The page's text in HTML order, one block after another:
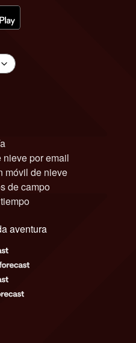
nieve por email
móvil de nieve
de campo
aventura